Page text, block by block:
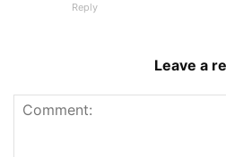
Reply
Leave a